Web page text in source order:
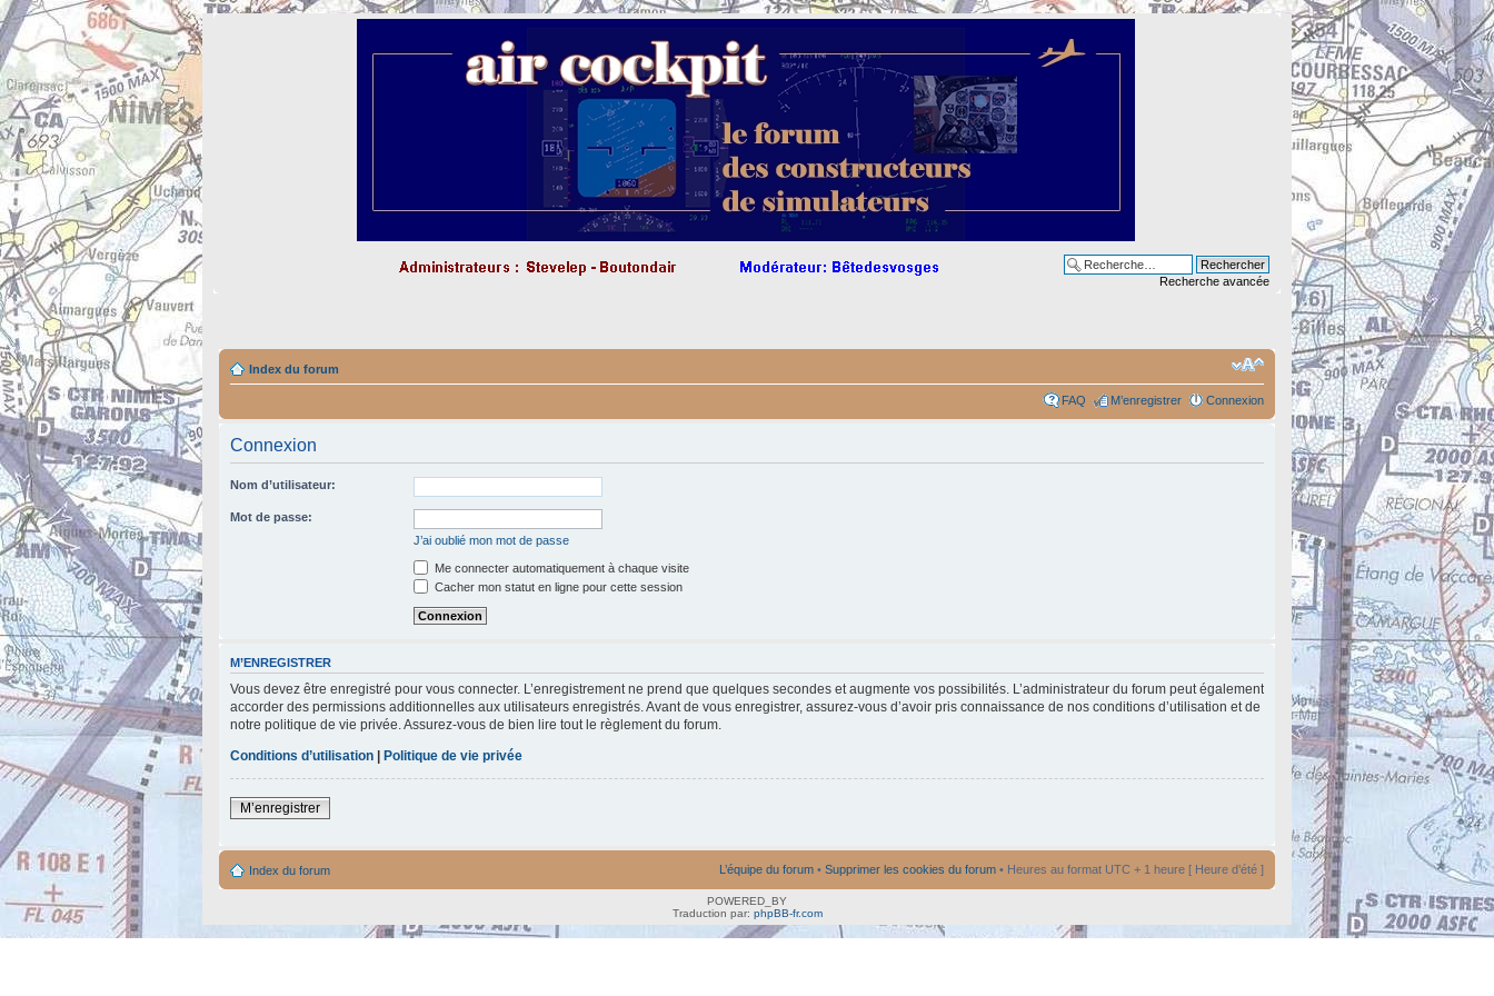
Recherche avancée
Index du forum
FAQ M’enregistrer Connexion
Connexion
Nom d’utilisateur:
Mot de passe:
J’ai oublié mon mot de passe
Me connecter automatiquement à chaque visite
Cacher mon statut en ligne pour cette session
M’ENREGISTRER
Vous devez être enregistré pour vous connecter. L’enregistrement ne prend que quelques secondes et augmente vos possibilités. L’administrateur du forum peut également
accorder des permissions additionnelles aux utilisateurs enregistrés. Avant de vous enregistrer, assurez-vous d’avoir pris connaissance de nos conditions d’utilisation et de
notre politique de vie privée. Assurez-vous de bien lire tout le règlement du forum.
Conditions d’utilisation | Politique de vie privée
M’enregistrer
Index du forum L’équipe du forum • Supprimer les cookies du forum • Heures au format UTC + 1 heure [ Heure d’été ]
POWERED_BY
Traduction par: phpBB-fr.com